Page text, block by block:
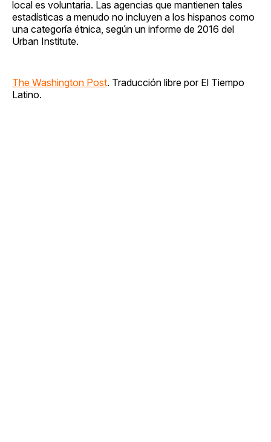
local es voluntaria. Las agencias que mantienen tales
estadísticas a menudo no incluyen a los hispanos como
una categoría étnica, según un informe de 2016 del
Urban Institute.
The Washington Post. Traducción libre por El Tiempo
Latino.